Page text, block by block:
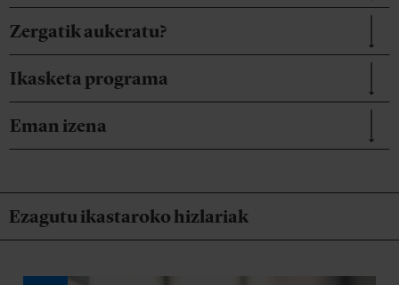
Zergatik aukeratu?
Ikasketa programa
Eman izena
Ezagutu ikastaroko hizlariak